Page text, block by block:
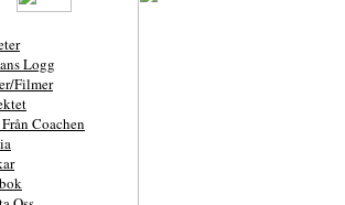
Logg
Filmer
Coachen